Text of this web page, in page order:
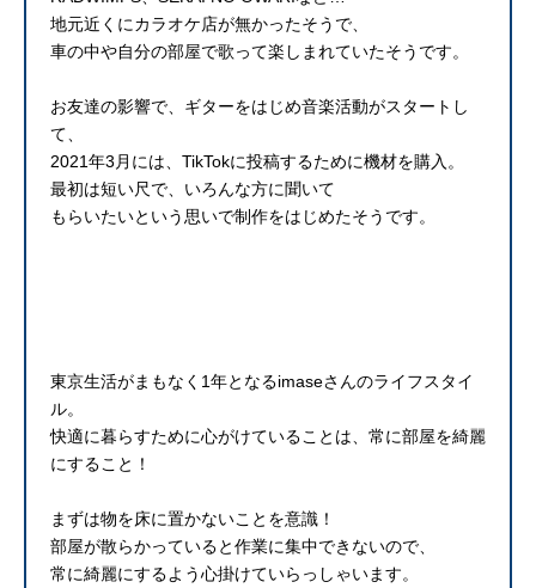
地元近くにカラオケ店が無かったそうで、
車の中や自分の部屋で歌って楽しまれていたそうです。
お友達の影響で、ギターをはじめ音楽活動がスタートし
て、
2021年3月には、TikTokに投稿するために機材を購入。
最初は短い尺で、いろんな方に聞いて
もらいたいという思いで制作をはじめたそうです。
東京生活がまもなく1年となるimaseさんのライフスタイ
ル。
快適に暮らすために心がけていることは、常に部屋を綺麗
にすること！
まずは物を床に置かないことを意識！
部屋が散らかっていると作業に集中できないので、
常に綺麗にするよう心掛けていらっしゃいます。